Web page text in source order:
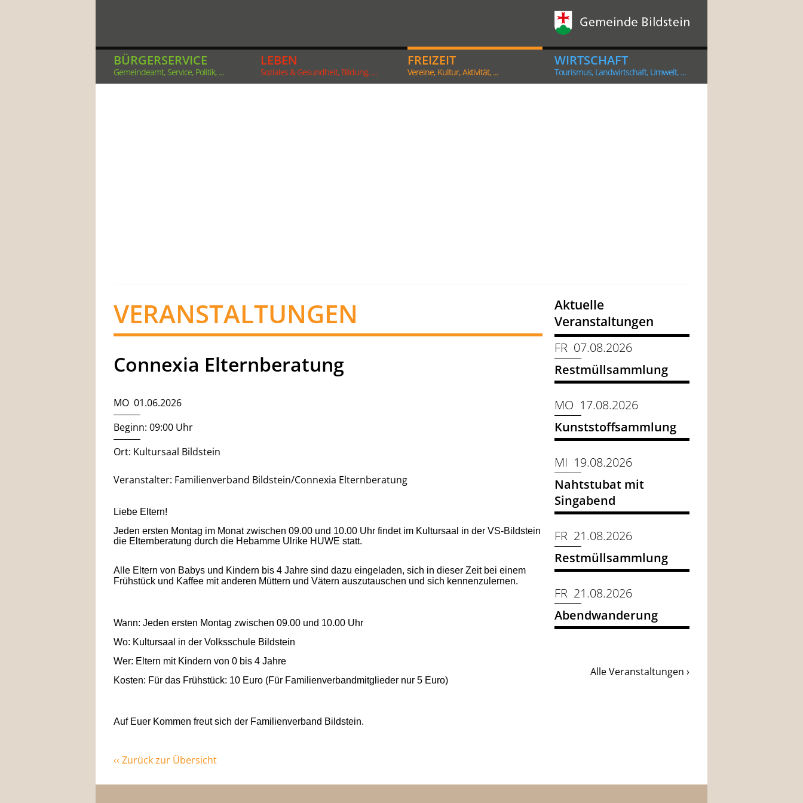
BÜRGERSERVICE
Gemeindeamt, Service, Politik, ...
LEBEN
Soziales & Gesundheit, Bildung, ...
FREIZEIT
Vereine, Kultur, Aktivität, ...
WIRTSCHAFT
Tourismus, Landwirtschaft, Umwelt, ...
VERANSTALTUNGEN
Connexia Elternberatung
MO 01.06.2026
Beginn: 09:00 Uhr
Ort: Kultursaal Bildstein
Veranstalter: Familienverband Bildstein/Connexia Elternberatung
Liebe Eltern!
Jeden ersten Montag im Monat zwischen 09.00 und 10.00 Uhr findet im Kultursaal in der VS-Bildstein
die Elternberatung durch die Hebamme Ulrike HUWE statt.
Alle Eltern von Babys und Kindern bis 4 Jahre sind dazu eingeladen, sich in dieser Zeit bei einem
Frühstück und Kaffee mit anderen Müttern und Vätern auszutauschen und sich kennenzulernen.
Wann: Jeden ersten Montag zwischen 09.00 und 10.00 Uhr
Wo: Kultursaal in der Volksschule Bildstein
Wer: Eltern mit Kindern von 0 bis 4 Jahre
Kosten: Für das Frühstück: 10 Euro (Für Familienverbandmitglieder nur 5 Euro)
Auf Euer Kommen freut sich der Familienverband Bildstein.
‹‹ Zurück zur Übersicht
Aktuelle
Veranstaltungen
FR 07.08.2026
Restmüllsammlung
MO 17.08.2026
Kunststoffsammlung
MI 19.08.2026
Nahtstubat mit
Singabend
FR 21.08.2026
Restmüllsammlung
FR 21.08.2026
Abendwanderung
Alle Veranstaltungen ›